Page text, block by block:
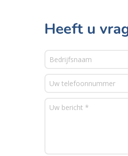
Heeft u